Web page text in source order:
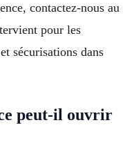
contactez-nous au
pour les
sécurisations dans
peut-il ouvrir